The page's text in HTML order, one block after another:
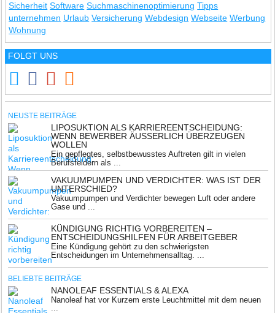
Sicherheit Software Suchmaschinenoptimierung Tipps
unternehmen Urlaub Versicherung Webdesign Webseite Werbung
Wohnung
FOLGT UNS
NEUSTE BEITRÄGE
LIPOSUKTION ALS KARRIEREENTSCHEIDUNG:
WENN BEWERBER ÄUSSERLICH ÜBERZEUGEN W
OLLEN
Ein gepflegtes, selbstbewusstes Auftreten gilt in vielen
Berufsfeldern als ...
VAKUUMPUMPEN UND VERDICHTER: WAS IST DER
UNTERSCHIED?
Vakuumpumpen und Verdichter bewegen Luft oder andere
Gase und ...
KÜNDIGUNG RICHTIG VORBEREITEN –
ENTSCHEIDUNGSHILFEN FÜR ARBEITGEBER
Eine Kündigung gehört zu den schwierigsten
Entscheidungen im Unternehmensalltag. ...
BELIEBTE BEITRÄGE
NANOLEAF ESSENTIALS & ALEXA
Nanoleaf hat vor Kurzem erste Leuchtmittel mit dem neuen
...